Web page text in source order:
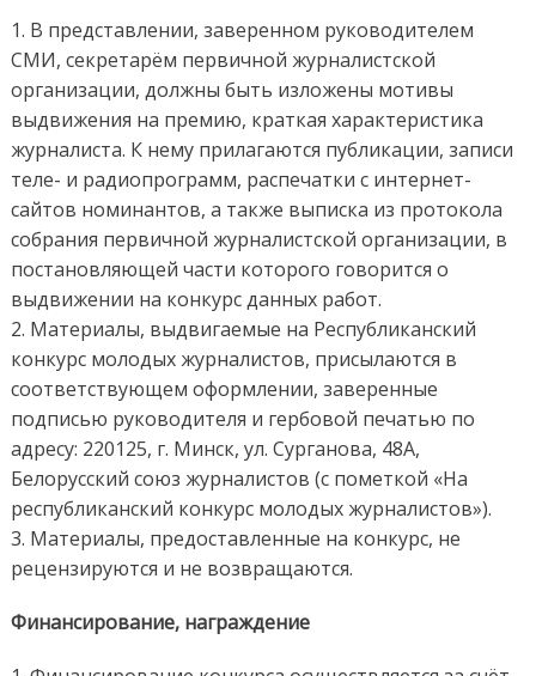
1. В представлении, заверенном руководителем
СМИ, секретарём первичной журналистской
организации, должны быть изложены мотивы
выдвижения на премию, краткая характеристика
журналиста. К нему прилагаются публикации, записи
теле- и радиопрограмм, распечатки с интернет-
сайтов номинантов, а также выписка из протокола
собрания первичной журналистской организации, в
постановляющей части которого говорится о
выдвижении на конкурс данных работ.
2. Материалы, выдвигаемые на Республиканский
конкурс молодых журналистов, присылаются в
соответствующем оформлении, заверенные
подписью руководителя и гербовой печатью по
адресу: 220125, г. Минск, ул. Сурганова, 48А,
Белорусский союз журналистов (с пометкой «На
республиканский конкурс молодых журналистов»).
3. Материалы, предоставленные на конкурс, не
рецензируются и не возвращаются.
Финансирование, награждение